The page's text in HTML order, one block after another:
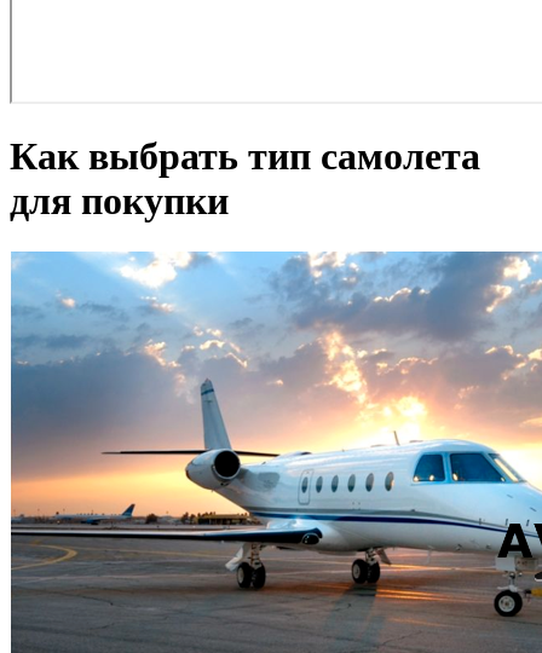
Как выбрать тип самолета
для покупки